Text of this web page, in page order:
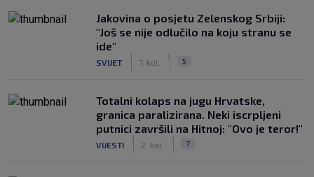
Jakovina o posjetu Zelenskog Srbiji:
"Još se nije odlučilo na koju stranu se
ide"
SVIJET 7. kol. 5
Totalni kolaps na jugu Hrvatske,
granica paralizirana. Neki iscrpljeni
putnici završili na Hitnoj: "Ovo je teror!"
VIJESTI 2. kol. 7